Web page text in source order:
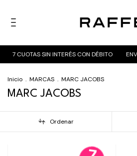
7 CUOTAS SIN INTERÉS CON DÉBITO
Inicio . MARCAS . MARC JACOBS
MARC JACOBS
Ordenar